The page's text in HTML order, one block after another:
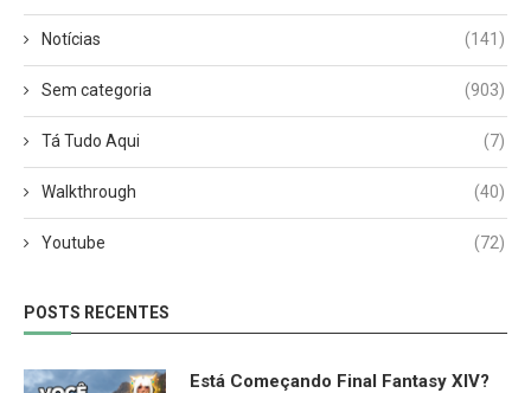
Notícias (141)
Sem categoria (903)
Tá Tudo Aqui (7)
Walkthrough (40)
Youtube (72)
POSTS RECENTES
Está Começando Final Fantasy XIV?